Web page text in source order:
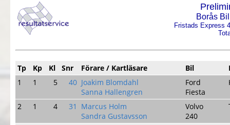
Borås
Fristads Express
Tp Kp Kl Snr Förare / Kartläsare Bil
1
1 5 40 Joakim Blomdahl
Sanna Hallengren
Ford
Fiesta
2 1 4 31
Marcus Holm
Sandra Gustavsson
Volvo
240